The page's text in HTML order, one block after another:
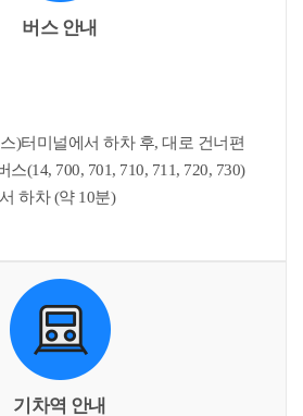
버스 안내
)터미널에서 하차 후, 대로 건너편
(14, 700, 701, 710, 711, 720, 730)
하차 (약 10분)
기차역 안내